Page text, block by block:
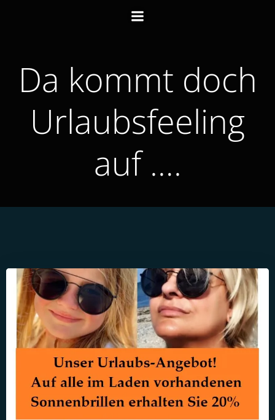
Inhalt
Da kommt doch
Urlaubsfeeling
auf ….